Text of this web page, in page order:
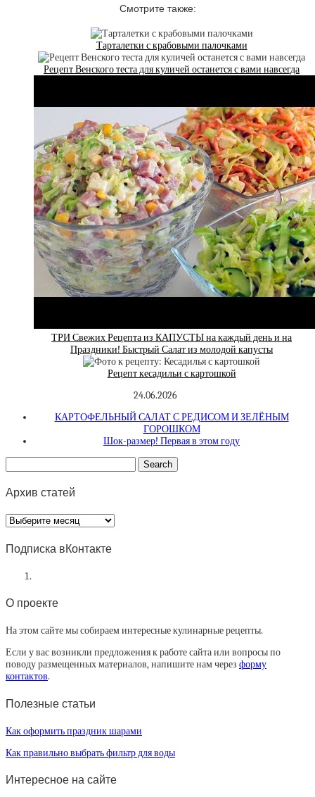
Смотрите также:
Тарталетки с крабовыми палочками
Рецепт Венского теста для куличей останется с вами навсегда
ТРИ Свежих Рецепта из КАПУСТЫ на каждый день и на
Праздники! Быстрый Салат из молодой капусты
Рецепт кесадильи с картошкой
24.06.2026
КАРТОФЕЛЬНЫЙ САЛАТ С РЕДИСОМ И ЗЕЛЁНЫМ
ГОРОШКОМ
Шок-размер! Первая в этом году
Архив статей
Архив
статей
Подписка вКонтакте
О проекте
На этом сайте мы собираем интересные кулинарные рецепты.
Если у вас возникли предложения к работе сайта или вопросы по
поводу размещенных материалов, напишите нам через форму
контактов.
Полезные статьи
Как оформить праздник шарами
Как правильно выбрать фильтр для воды
Интересное на сайте